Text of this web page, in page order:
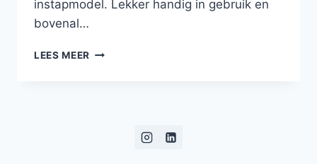
instapmodel. Lekker handig in gebruik en
bovenal…
LEES MEER SIGMA